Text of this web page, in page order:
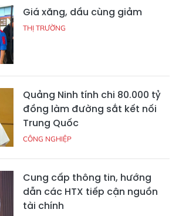
Giá xăng, dầu cùng giảm
THỊ TRƯỜNG
Quảng Ninh tính chi 80.000 tỷ
đồng làm đường sắt kết nối
Trung Quốc
CÔNG NGHIỆP
Cung cấp thông tin, hướng
dẫn các HTX tiếp cận nguồn
tài chính